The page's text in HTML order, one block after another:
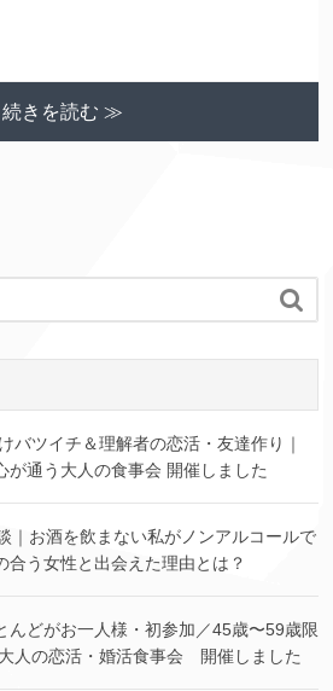
続きを読む ≫

バツイチ＆理解者の恋活・友達作り｜
が通う大人の食事会 開催しました
｜お酒を飲まない私がノンアルコールで
合う女性と出会えた理由とは？
んどがお一人様・初参加／45歳〜59歳限
人の恋活・婚活食事会 開催しました